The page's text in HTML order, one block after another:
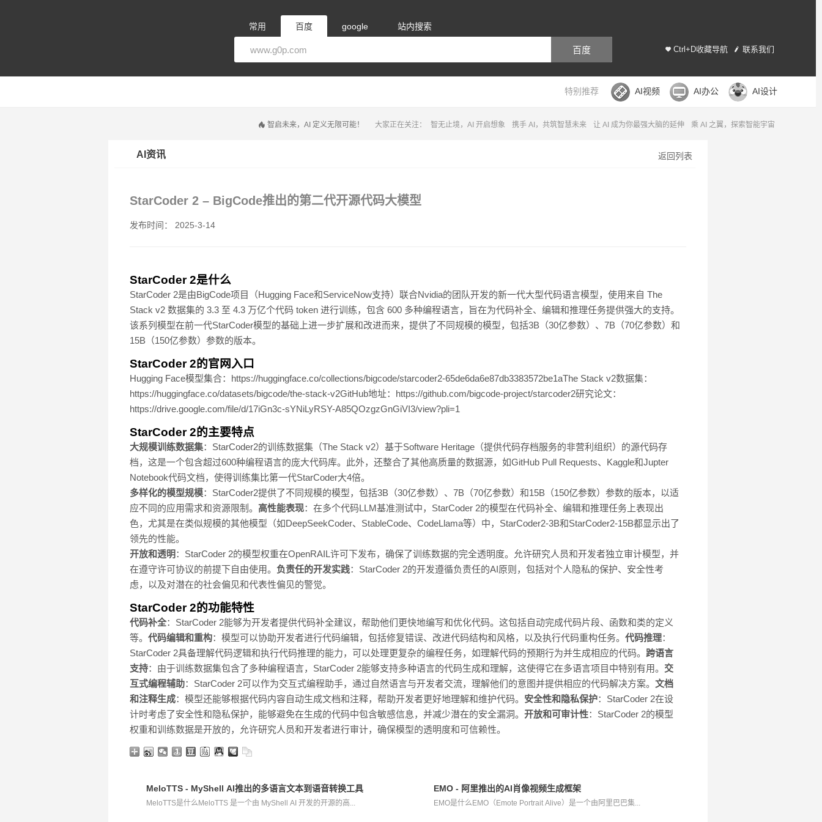
常用 百度 google 站内搜索
Ctrl+D收藏导航 联系我们
百度
特别推荐 AI视频 AI办公 AI设计
大家正在关注： 智无止境，AI 开启想象 携手 AI，共筑智慧未来 让 AI 成为你最强大脑的延伸 乘 AI 之翼，探索智能宇宙
智启未来，AI 定义无限可能！
返回列表
AI资讯
StarCoder 2 – BigCode推出的第二代开源代码大模型
发布时间： 2025-3-14
StarCoder 2是什么
StarCoder 2是由BigCode项目（Hugging Face和ServiceNow支持）联合Nvidia的团队开发的新一代大型代码语言模型，使用来自 The
Stack v2 数据集的 3.3 至 4.3 万亿个代码 token 进行训练，包含 600 多种编程语言，旨在为代码补全、编辑和推理任务提供强大的支持。
该系列模型在前一代StarCoder模型的基础上进一步扩展和改进而来，提供了不同规模的模型，包括3B（30亿参数）、7B（70亿参数）和
15B（150亿参数）参数的版本。
StarCoder 2的官网入口
Hugging Face模型集合：https://huggingface.co/collections/bigcode/starcoder2-65de6da6e87db3383572be1aThe Stack v2数据集：
https://huggingface.co/datasets/bigcode/the-stack-v2GitHub地址：https://github.com/bigcode-project/starcoder2研究论文：
https://drive.google.com/file/d/17iGn3c-sYNiLyRSY-A85QOzgzGnGiVI3/view?pli=1
StarCoder 2的主要特点
大规模训练数据集：StarCoder2的训练数据集（The Stack v2）基于Software Heritage（提供代码存档服务的非营利组织）的源代码存
档，这是一个包含超过600种编程语言的庞大代码库。此外，还整合了其他高质量的数据源，如GitHub Pull Requests、Kaggle和Jupter
Notebook代码文档，使得训练集比第一代StarCoder大4倍。
多样化的模型规模：StarCoder2提供了不同规模的模型，包括3B（30亿参数）、7B（70亿参数）和15B（150亿参数）参数的版本，以适
应不同的应用需求和资源限制。 高性能表现：在多个代码LLM基准测试中，StarCoder 2的模型在代码补全、编辑和推理任务上表现出
色，尤其是在类似规模的其他模型（如DeepSeekCoder、StableCode、CodeLlama等）中，StarCoder2-3B和StarCoder2-15B都显示出了
领先的性能。
开放和透明 ：StarCoder 2的模型权重在OpenRAIL许可下发布，确保了训练数据的完全透明度。允许研究人员和开发者独立审计模型，并
在遵守许可协议的前提下自由使用。 负责任的开发实践：StarCoder 2的开发遵循负责任的AI原则，包括对个人隐私的保护、安全性考
虑，以及对潜在的社会偏见和代表性偏见的警觉。
StarCoder 2的功能特性
代码补全：StarCoder 2能够为开发者提供代码补全建议，帮助他们更快地编写和优化代码。这包括自动完成代码片段、函数和类的定义
等。 代码编辑和重构：模型可以协助开发者进行代码编辑，包括修复错误、改进代码结构和风格，以及执行代码重构任务。 代码推理：
StarCoder 2具备理解代码逻辑和执行代码推理的能力，可以处理更复杂的编程任务，如理解代码的预期行为并生成相应的代码。 跨语言
支持：由于训练数据集包含了多种编程语言，StarCoder 2能够支持多种语言的代码生成和理解，这使得它在多语言项目中特别有用。 交
互式编程辅助：StarCoder 2可以作为交互式编程助手，通过自然语言与开发者交流，理解他们的意图并提供相应的代码解决方案。 文档
和注释生成：模型还能够根据代码内容自动生成文档和注释，帮助开发者更好地理解和维护代码。 安全性和隐私保护：StarCoder 2在设
计时考虑了安全性和隐私保护，能够避免在生成的代码中包含敏感信息，并减少潜在的安全漏洞。 开放和可审计性：StarCoder 2的模型
权重和训练数据是开放的，允许研究人员和开发者进行审计，确保模型的透明度和可信赖性。
MeloTTS - MyShell AI推出的多语言文本到语音转换工具
MeloTTS是什么MeloTTS 是一个由 MyShell AI 开发的开源的高...
EMO - 阿里推出的AI肖像视频生成框架
EMO是什么EMO（Emote Portrait Alive）是一个由阿里巴巴集...